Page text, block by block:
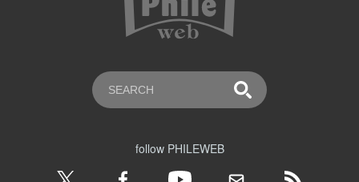
follow PHILEWEB